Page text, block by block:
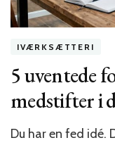
IVÆRKSÆTTERI
5 uventede
medstifter i
Du har en fed idé.